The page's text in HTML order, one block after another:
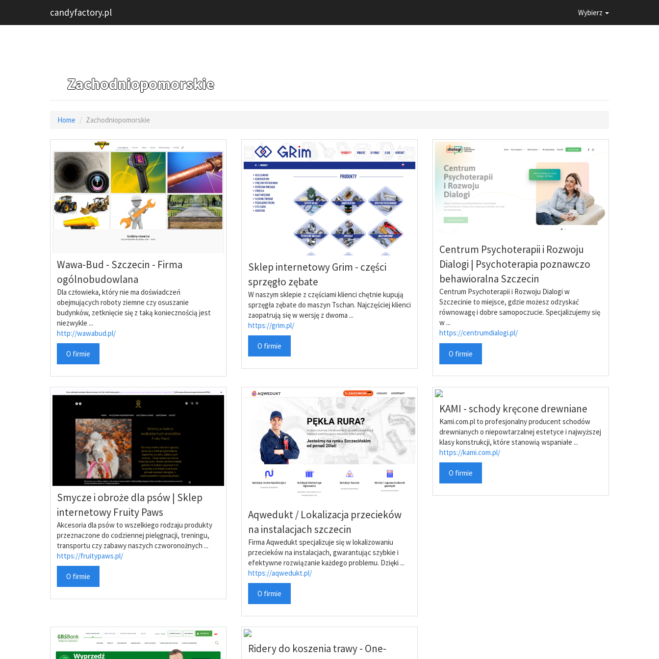
candyfactory.pl Wybierz
Zachodniopomorskie
Home Zachodniopomorskie
Wawa-Bud - Szczecin - Firma
ogólnobudowlana
Dla człowieka, który nie ma doświadczeń
obejmujących roboty ziemne czy osuszanie
budynków, zetknięcie się z taką koniecznością jest
niezwykle ...
http://wawabud.pl/
O firmie
Sklep internetowy Grim - części
sprzęgło zębate
W naszym sklepie z częściami klienci chętnie kupują
sprzęgła zębate do maszyn Tschan. Najczęściej klienci
zaopatrują się w wersję z dwoma ...
https://grim.pl/
O firmie
Centrum Psychoterapii i Rozwoju
Dialogi | Psychoterapia poznawczo
behawioralna Szczecin
Centrum Psychoterapii i Rozwoju Dialogi w
Szczecinie to miejsce, gdzie możesz odzyskać
równowagę i dobre samopoczucie. Specjalizujemy się
w ...
https://centrumdialogi.pl/
O firmie
Smycze i obroże dla psów | Sklep
internetowy Fruity Paws
Akcesoria dla psów to wszelkiego rodzaju produkty
przeznaczone do codziennej pielęgnacji, treningu,
transportu czy zabawy naszych czworonożnych ...
https://fruitypaws.pl/
O firmie
Aqwedukt / Lokalizacja przecieków
na instalacjach szczecin
Firma Aqwedukt specjalizuje się w lokalizowaniu
przecieków na instalacjach, gwarantując szybkie i
efektywne rozwiązanie każdego problemu. Dzięki ...
https://aqwedukt.pl/
O firmie
KAMI - schody kręcone drewniane
Kami.com.pl to profesjonalny producent schodów
drewnianych o niepowtarzalnej estetyce i najwyższej
klasy konstrukcji, które stanowią wspaniałe ...
https://kami.com.pl/
O firmie
Ridery do koszenia trawy - One-